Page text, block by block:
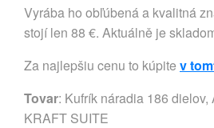
Vyrába ho obľúbená a kvalitná
stojí len 88 €. Aktuálně je
Za najlepšiu cenu to kúpite v
Tovar: Kufrík náradia 186 dielov,
KRAFT SUITE